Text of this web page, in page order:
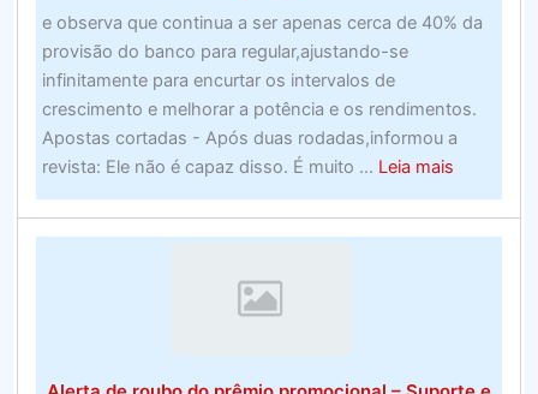
de
2020)
e observa que continua a ser apenas cerca de 40% da
provisão do banco para regular,ajustando-se
infinitamente para encurtar os intervalos de
crescimento e melhorar a potência e os rendimentos.
Apostas cortadas - Após duas rodadas,informou a
revista: Ele não é capaz disso. É muito ... Leia maisabout
Ainda
assim,